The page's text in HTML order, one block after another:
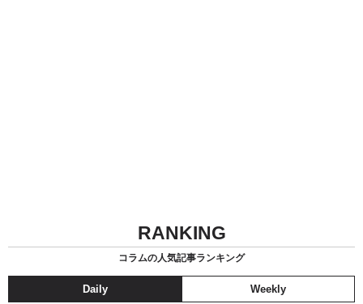
RANKING
コラムの人気記事ランキング
Daily Weekly